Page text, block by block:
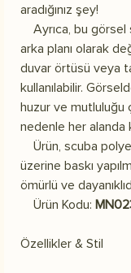
aradığınız şey!
Ayrıca, bu
arka planı olarak
duvar örtüsü veya
kullanılabilir.
huzur ve mutluluğu
nedenle her alanda
Ürün, scuba
üzerine baskı
ömürlü ve
Ürün Kodu:
Özellikler & Stil